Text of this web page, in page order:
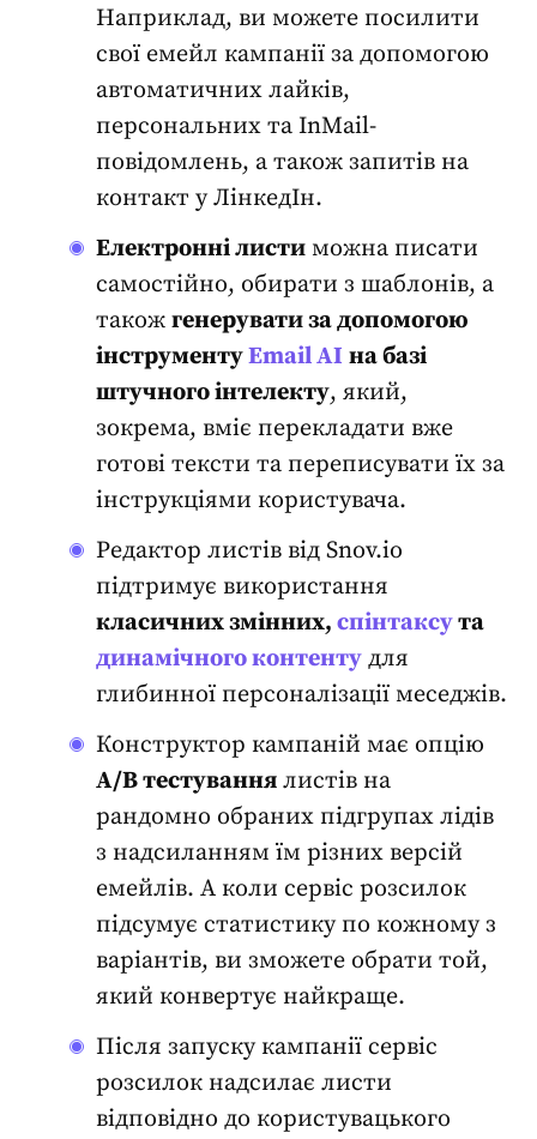
Наприклад, ви можете посилити
свої емейл кампанії за допомогою
автоматичних лайків,
персональних та InMail-
повідомлень, а також запитів на
контакт у ЛінкедІн.
Електронні листи можна писати
самостійно, обирати з шаблонів, а
також генерувати за допомогою
інструментуEmail AI на базі
штучного інтелекту, який,
зокрема, вміє перекладати вже
готові тексти та переписувати їх за
інструкціями користувача.
Редактор листів від Snov.io
підтримує використання
класичних змінних, спінтаксута
динамічного контенту для
глибинної персоналізації меседжів.
Конструктор кампаній має опцію
A/B тестування листів на
рандомно обраних підгрупах лідів
з надсиланням їм різних версій
емейлів. А коли сервіс розсилок
підсумує статистику по кожному з
варіантів, ви зможете обрати той,
який конвертує найкраще.
Після запуску кампанії сервіс
розсилок надсилає листи
відповідно до користувацького